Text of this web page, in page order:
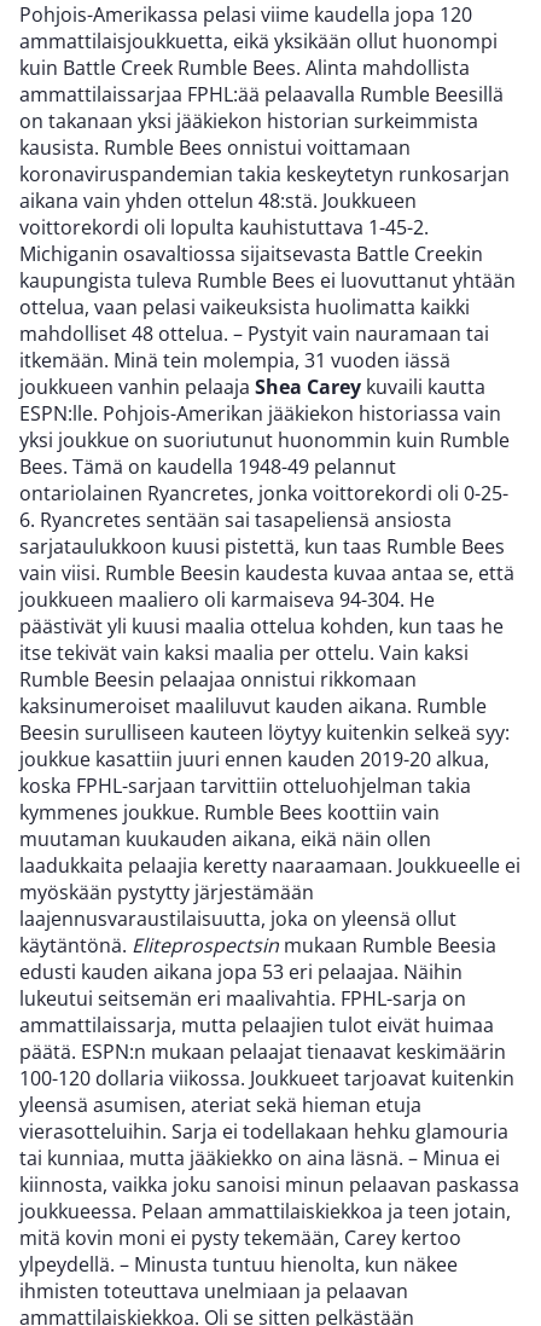
Pohjois-Amerikassa pelasi viime kaudella jopa 120
ammattilaisjoukkuetta, eikä yksikään ollut huonompi
kuin Battle Creek Rumble Bees. Alinta mahdollista
ammattilaissarjaa FPHL:ää pelaavalla Rumble Beesillä
on takanaan yksi jääkiekon historian surkeimmista
kausista. Rumble Bees onnistui voittamaan
koronaviruspandemian takia keskeytetyn runkosarjan
aikana vain yhden ottelun 48:stä. Joukkueen
voittorekordi oli lopulta kauhistuttava 1-45-2.
Michiganin osavaltiossa sijaitsevasta Battle Creekin
kaupungista tuleva Rumble Bees ei luovuttanut yhtään
ottelua, vaan pelasi vaikeuksista huolimatta kaikki
mahdolliset 48 ottelua. – Pystyit vain nauramaan tai
itkemään. Minä tein molempia, 31 vuoden iässä
joukkueen vanhin pelaaja Shea Carey kuvaili kautta
ESPN:lle. Pohjois-Amerikan jääkiekon historiassa vain
yksi joukkue on suoriutunut huonommin kuin Rumble
Bees. Tämä on kaudella 1948-49 pelannut
ontariolainen Ryancretes, jonka voittorekordi oli 0-25-
6. Ryancretes sentään sai tasapeliensä ansiosta
sarjataulukkoon kuusi pistettä, kun taas Rumble Bees
vain viisi. Rumble Beesin kaudesta kuvaa antaa se, että
joukkueen maaliero oli karmaiseva 94-304. He
päästivät yli kuusi maalia ottelua kohden, kun taas he
itse tekivät vain kaksi maalia per ottelu. Vain kaksi
Rumble Beesin pelaajaa onnistui rikkomaan
kaksinumeroiset maaliluvut kauden aikana. Rumble
Beesin surulliseen kauteen löytyy kuitenkin selkeä syy:
joukkue kasattiin juuri ennen kauden 2019-20 alkua,
koska FPHL-sarjaan tarvittiin otteluohjelman takia
kymmenes joukkue. Rumble Bees koottiin vain
muutaman kuukauden aikana, eikä näin ollen
laadukkaita pelaajia keretty naaraamaan. Joukkueelle ei
myöskään pystytty järjestämään
laajennusvaraustilaisuutta, joka on yleensä ollut
käytäntönä. Eliteprospectsin mukaan Rumble Beesia
edusti kauden aikana jopa 53 eri pelaajaa. Näihin
lukeutui seitsemän eri maalivahtia. FPHL-sarja on
ammattilaissarja, mutta pelaajien tulot eivät huimaa
päätä. ESPN:n mukaan pelaajat tienaavat keskimäärin
100-120 dollaria viikossa. Joukkueet tarjoavat kuitenkin
yleensä asumisen, ateriat sekä hieman etuja
vierasotteluihin. Sarja ei todellakaan hehku glamouria
tai kunniaa, mutta jääkiekko on aina läsnä. – Minua ei
kiinnosta, vaikka joku sanoisi minun pelaavan paskassa
joukkueessa. Pelaan ammattilaiskiekkoa ja teen jotain,
mitä kovin moni ei pysty tekemään, Carey kertoo
ylpeydellä. – Minusta tuntuu hienolta, kun näkee
ihmisten toteuttava unelmiaan ja pelaavan
ammattilaiskiekkoa. Oli se sitten pelkästään